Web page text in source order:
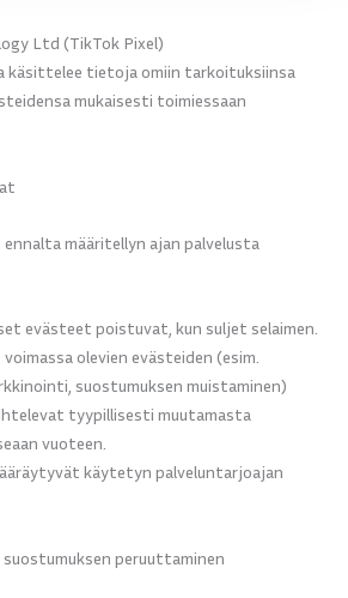
Ltd (TikTok Pixel)
käsittelee tietoja omiin tarkoituksiinsa
mukaisesti toimiessaan
määritellyn ajan palvelusta
evästeet poistuvat, kun suljet selaimen.
olevien evästeiden (esim.
suostumuksen muistaminen)
tyypillisesti muutamasta
vuoteen.
käytetyn palveluntarjoajan
peruuttaminen